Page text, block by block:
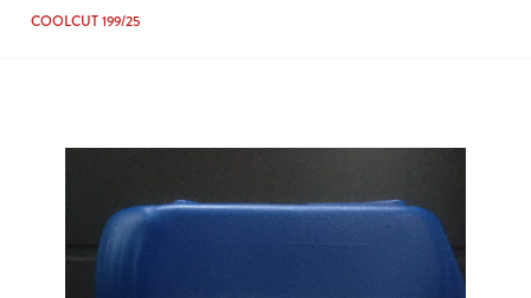
COOLCUT 199/25